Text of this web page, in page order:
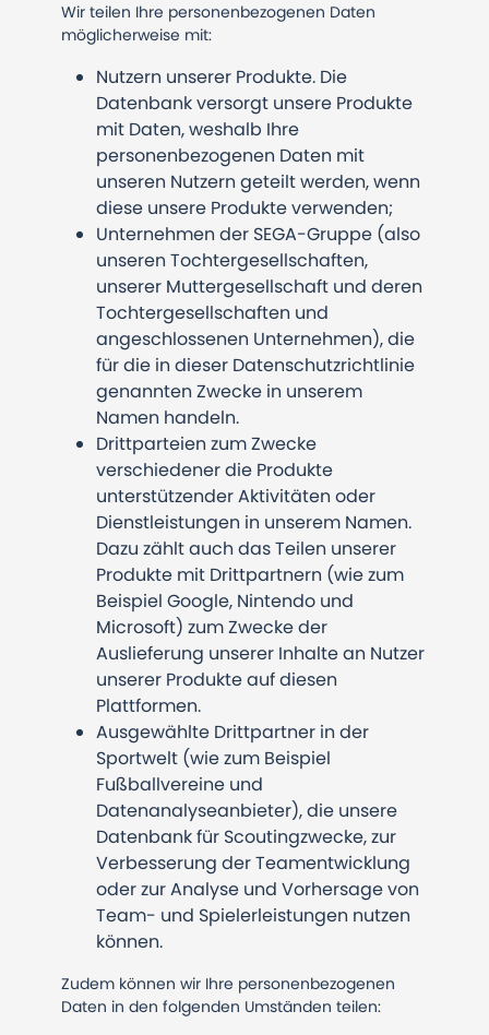
Wir teilen Ihre personenbezogenen Daten
möglicherweise mit:
Nutzern unserer Produkte. Die
Datenbank versorgt unsere Produkte
mit Daten, weshalb Ihre
personenbezogenen Daten mit
unseren Nutzern geteilt werden, wenn
diese unsere Produkte verwenden;
Unternehmen der SEGA-Gruppe (also
unseren Tochtergesellschaften,
unserer Muttergesellschaft und deren
Tochtergesellschaften und
angeschlossenen Unternehmen), die
für die in dieser Datenschutzrichtlinie
genannten Zwecke in unserem
Namen handeln.
Drittparteien zum Zwecke
verschiedener die Produkte
unterstützender Aktivitäten oder
Dienstleistungen in unserem Namen.
Dazu zählt auch das Teilen unserer
Produkte mit Drittpartnern (wie zum
Beispiel Google, Nintendo und
Microsoft) zum Zwecke der
Auslieferung unserer Inhalte an Nutzer
unserer Produkte auf diesen
Plattformen.
Ausgewählte Drittpartner in der
Sportwelt (wie zum Beispiel
Fußballvereine und
Datenanalyseanbieter), die unsere
Datenbank für Scoutingzwecke, zur
Verbesserung der Teamentwicklung
oder zur Analyse und Vorhersage von
Team- und Spielerleistungen nutzen
können.
Zudem können wir Ihre personenbezogenen
Daten in den folgenden Umständen teilen: